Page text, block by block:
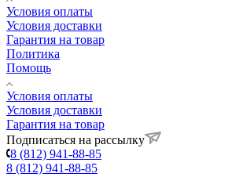
Условия оплаты
Условия доставки
Гарантия на товар
Политика
Помощь
Условия оплаты
Условия доставки
Гарантия на товар
Подписаться на рассылку
8 (812) 941-88-85
8 (812) 941-88-85